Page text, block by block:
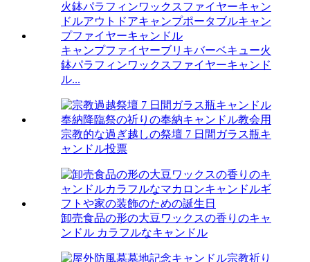
キャンプファイヤーブリキバーベキュー火
鉢パラフィンワックスファイヤーキャンド
ル...
宗教的な過ぎ越しの祭壇 7 日間ガラス瓶キ
ャンドル投票
卸売食品の形の大豆ワックスの香りのキャ
ンドル カラフルなキャンドル